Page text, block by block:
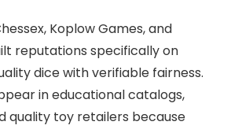
Koplow Games, and
reputations specifically on
dice with verifiable fairness.
in educational catalogs,
quality toy retailers because